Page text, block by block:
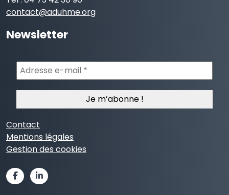
contact@aduhme.org
Newsletter
Adresse
e-
mail
Contact
Mentions légales
Gestion des cookies